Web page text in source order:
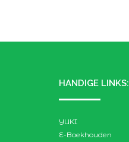
HANDIGE LINKS:
YUKI
E-Boekhouden